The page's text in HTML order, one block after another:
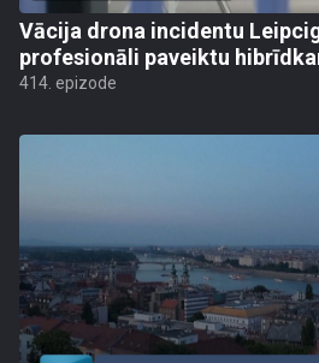
Vācija drona incidentu
profesionāli paveiktu
414. epizode